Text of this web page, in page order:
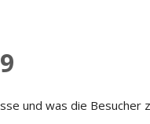
und was die Besucher